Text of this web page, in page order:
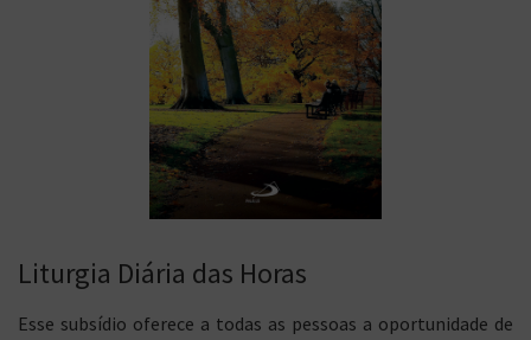
Liturgia Diária das Horas
Esse subsídio oferece a todas as pessoas a oportunidade de